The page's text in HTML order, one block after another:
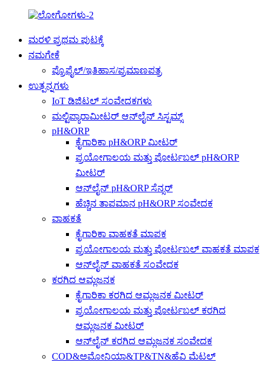
ಮರಳಿ ಪ್ರಥಮ ಪುಟಕ್ಕೆ
ನಮಗೇಕೆ
ಪ್ರೊಫೈಲ್/ಇತಿಹಾಸ/ಪ್ರಮಾಣಪತ್ರ
ಉತ್ಪನ್ನಗಳು
IoT ಡಿಜಿಟಲ್ ಸಂವೇದಕಗಳು
ಮಲ್ಟಿಪ್ಯಾರಾಮೀಟರ್ ಆನ್‌ಲೈನ್ ಸಿಸ್ಟಮ್ಸ್
pH&ORP
ಕೈಗಾರಿಕಾ pH&ORP ಮೀಟರ್
ಪ್ರಯೋಗಾಲಯ ಮತ್ತು ಪೋರ್ಟಬಲ್ pH&ORP
ಮೀಟರ್
ಆನ್‌ಲೈನ್ pH&ORP ಸೆನ್ಸರ್
ಹೆಚ್ಚಿನ ತಾಪಮಾನ pH&ORP ಸಂವೇದಕ
ವಾಹಕತೆ
ಕೈಗಾರಿಕಾ ವಾಹಕತೆ ಮಾಪಕ
ಪ್ರಯೋಗಾಲಯ ಮತ್ತು ಪೋರ್ಟಬಲ್ ವಾಹಕತೆ ಮಾಪಕ
ಆನ್‌ಲೈನ್ ವಾಹಕತೆ ಸಂವೇದಕ
ಕರಗಿದ ಆಮ್ಲಜನಕ
ಕೈಗಾರಿಕಾ ಕರಗಿದ ಆಮ್ಲಜನಕ ಮೀಟರ್
ಪ್ರಯೋಗಾಲಯ ಮತ್ತು ಪೋರ್ಟಬಲ್ ಕರಗಿದ
ಆಮ್ಲಜನಕ ಮೀಟರ್
ಆನ್‌ಲೈನ್ ಕರಗಿದ ಆಮ್ಲಜನಕ ಸಂವೇದಕ
COD&ಅಮೋನಿಯಾ&TP&TN&ಹೆವಿ ಮೆಟಲ್